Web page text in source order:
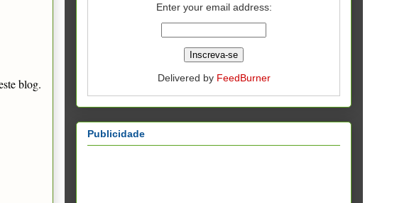
blog.
Enter your email address:
Delivered by FeedBurner
Publicidade